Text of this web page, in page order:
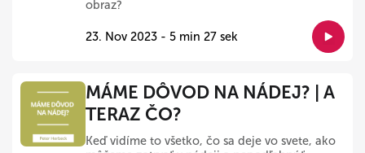
obraz?
23. Nov 2023 - 5 min 27 sek
MÁME DÔVOD NA NÁDEJ? | A
TERAZ ČO?
Keď vidíme to všetko, čo sa deje vo svete, ako